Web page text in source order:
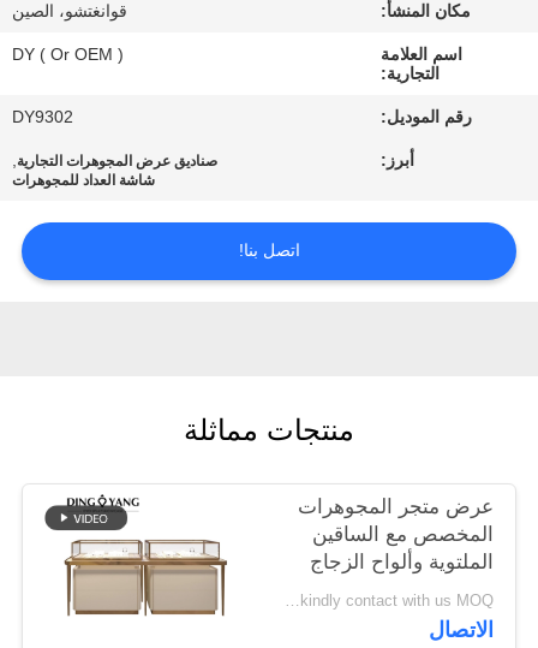
مراقبة
اقتباس
COMPANY
PRIVACY
POLICY
مكان المنشأ: قوانغتشو، الصين
اسم العلامة
التجارية:
DY ( Or OEM )
رقم الموديل: DY9302
أبرز: صناديق عرض المجوهرات التجارية,
شاشة العداد للمجوهرات
اتصل بنا!
منتجات مماثلة
عرض متجر المجوهرات
المخصص مع الساقين
الملتوية وألواح الزجاج
المشددة
Pls kindly contact with us MOQ:متجر واحد أو 5 مجموعات
الاتصال